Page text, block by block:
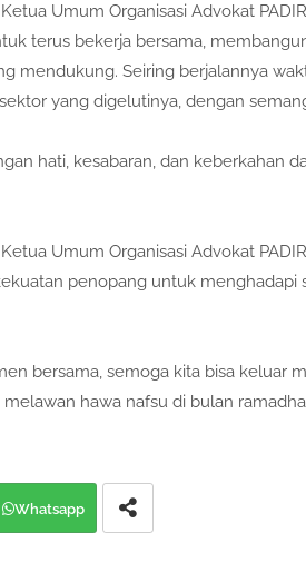
Umum Organisasi Advokat
terus bekerja bersama,
mendukung. Seiring berjalannya
yang digelutinya, dengan
hati, kesabaran, dan keberkahan
Umum Organisasi Advokat
penopang untuk menghadapi
bersama, semoga kita bisa keluar
hawa nafsu di bulan
Whatsapp